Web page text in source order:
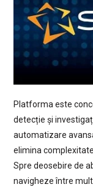
Platforma este
detecție și
automatizare
elimina
Spre deosebire de
navigheze între